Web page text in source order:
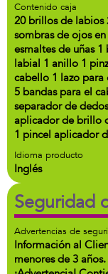
Contenido caja
20 brillos de labios
sombras de ojos
esmaltes de uñas 1
labial 1 anillo 1
cabello 1 lazo para
5 bandas para el
separador de
aplicador de brillo
1 pincel aplicador
Idioma producto
Inglés
Seguridad
Advertencias de
Información al
menores de 3